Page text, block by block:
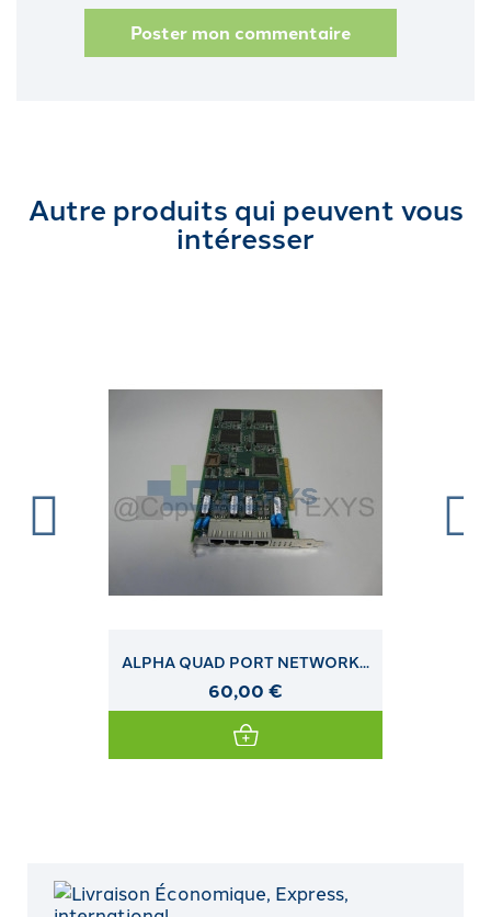
Poster mon commentaire
Autre produits qui peuvent vous
intéresser
ALPHA QUAD PORT NETWORK...
60,00 €